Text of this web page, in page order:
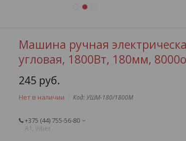
Машина ручная
угловая, 1800Вт, 180мм,
245 руб.
Нет в наличии Код:УШМ-180/1800М
+375 (44) 755-56-80
А1, Viber